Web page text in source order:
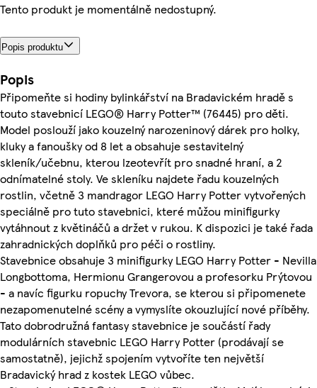
Tento produkt je momentálně nedostupný.
Popis produktu
Popis
Připomeňte si hodiny bylinkářství na Bradavickém hradě s
touto stavebnicí LEGO® Harry Potter™ (76445) pro děti.
Model poslouží jako kouzelný narozeninový dárek pro holky,
kluky a fanoušky od 8 let a obsahuje sestavitelný
skleník/učebnu, kterou lzeotevřít pro snadné hraní, a 2
odnímatelné stoly. Ve skleníku najdete řadu kouzelných
rostlin, včetně 3 mandragor LEGO Harry Potter vytvořených
speciálně pro tuto stavebnici, které můžou minifigurky
vytáhnout z květináčů a držet v rukou. K dispozici je také řada
zahradnických doplňků pro péči o rostliny.
Stavebnice obsahuje 3 minifigurky LEGO Harry Potter - Nevilla
Longbottoma, Hermionu Grangerovou a profesorku Prýtovou
- a navíc figurku ropuchy Trevora, se kterou si připomenete
nezapomenutelné scény a vymyslíte okouzlující nové příběhy.
Tato dobrodružná fantasy stavebnice je součástí řady
modulárních stavebnic LEGO Harry Potter (prodávají se
samostatně), jejichž spojením vytvoříte ten největší
Bradavický hrad z kostek LEGO vůbec.